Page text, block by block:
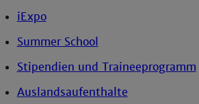
iExpo
Summer School
Stipendien und Traineeprogramm
Auslandsaufenthalte